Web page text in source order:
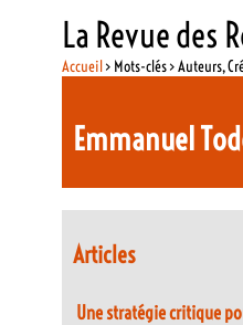
La Revue des
Accueil> Mots-clés > Auteurs,
Emmanuel
Articles
Une stratégie critique